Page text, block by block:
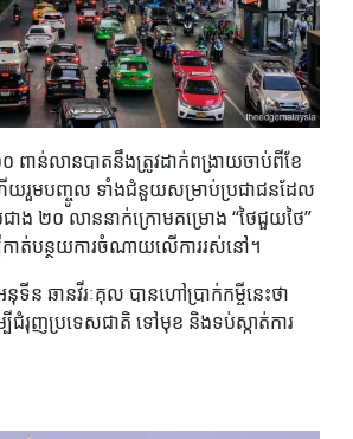
ពាន់លានបាតនឹងត្រូវដាក់ពង្រាយចាប់ពីខែ
យរួមបញ្ចូល ទាំងជំនួយសម្រាប់ប្រជាជនដែល
ង ២០ លាននាក់ក្រោមគម្រោង “ថៃជួយថៃ”
កាត់បន្ថយការចំណាយលើការរស់នៅ។
ទីន ឆានវីរៈគុល បានហៅប្រាក់កម្ចីនេះថា
រុញប្រទេសជាតិ ទៅមុខ និងទប់ស្កាត់ការ